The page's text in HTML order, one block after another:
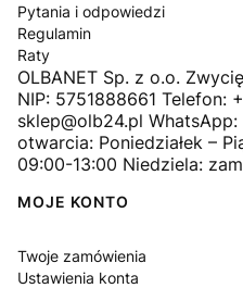
Pytania i odpowiedzi
Regulamin
Raty
OLBANET Sp. z o.o.
NIP: 5751888661 Telefon:
sklep@olb24.pl
otwarcia: Poniedziałek –
09:00-13:00 Niedziela:
MOJE KONTO
Twoje zamówienia
Ustawienia konta